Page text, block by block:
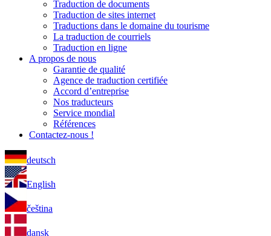
Traduction de documents
Traduction de sites internet
Traductions dans le domaine du tourisme
La traduction de courriels
Traduction en ligne
A propos de nous
Garantie de qualité
Agence de traduction certifiée
Accord d’entreprise
Nos traducteurs
Service mondial
Références
Contactez-nous !
deutsch
English
čeština
dansk